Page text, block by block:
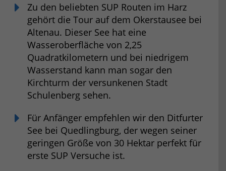
Zu den beliebten SUP Routen im Harz
gehört die Tour auf dem Okerstausee bei
Altenau. Dieser See hat eine
Wasseroberfläche von 2,25
Quadratkilometern und bei niedrigem
Wasserstand kann man sogar den
Kirchturm der versunkenen Stadt
Schulenberg sehen.
Für Anfänger empfehlen wir den Ditfurter
See bei Quedlingburg, der wegen seiner
geringen Größe von 30 Hektar perfekt für
erste SUP Versuche ist.